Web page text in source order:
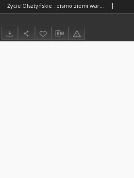
Życie Olsztyńskie : pismo ziemi warmińsko-mazurskiej, 1954, nr 150